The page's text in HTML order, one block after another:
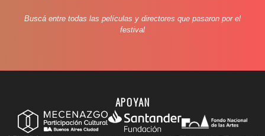
Buscá entre todas las películas y directores que pasaron por el
festival
APOYAN